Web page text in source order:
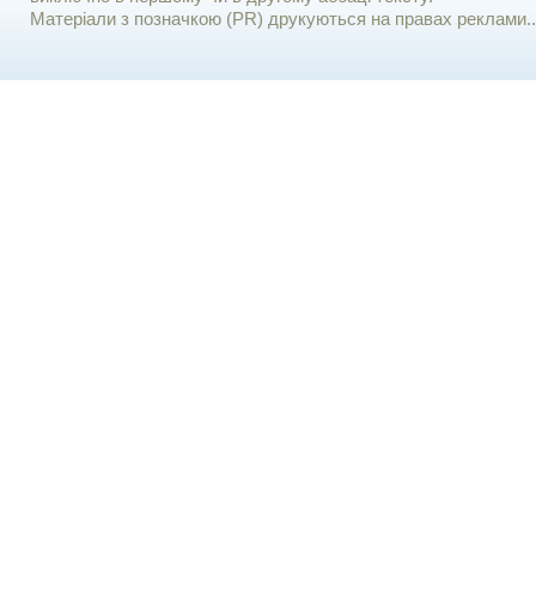
Матеріали з позначкою (PR) друкуються на правах реклами..